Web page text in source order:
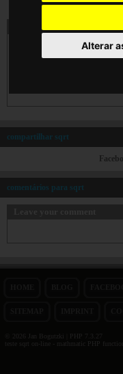
Alterar
teste sqrt on-line
compartilhar sqrt
comentários para sqrt
© 2026 Jan Bogutzki | PHP 7.3.27
teste sqrt on-line - mathmatic PHP